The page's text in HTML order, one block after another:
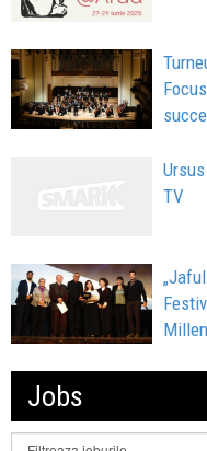
TV
Jobs